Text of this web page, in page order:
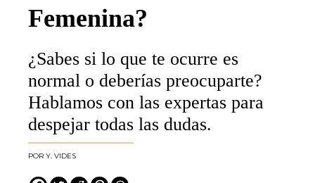
Femenina?
¿Sabes si lo que te ocurre es
normal o deberías preocuparte?
Hablamos con las expertas para
despejar todas las dudas.
Y. VIDES